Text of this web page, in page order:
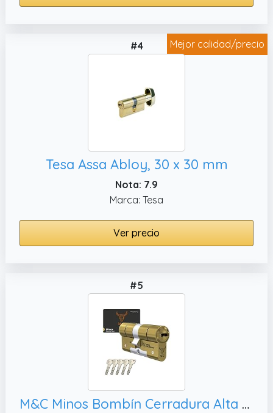
Mejor calidad/precio
#4
Tesa Assa Abloy, 30 x 30 mm
Nota: 7.9
Marca: Tesa
Ver precio
#5
M&C Minos Bombín Cerradura Alta Seguridad Certificación Seguridad Máxima SKG 3 Estrellas 32x32mm Anti Bumping Resistente Taladro Tecnología Suiza Color Dorado 5 Llaves Incluidas, Pequeña